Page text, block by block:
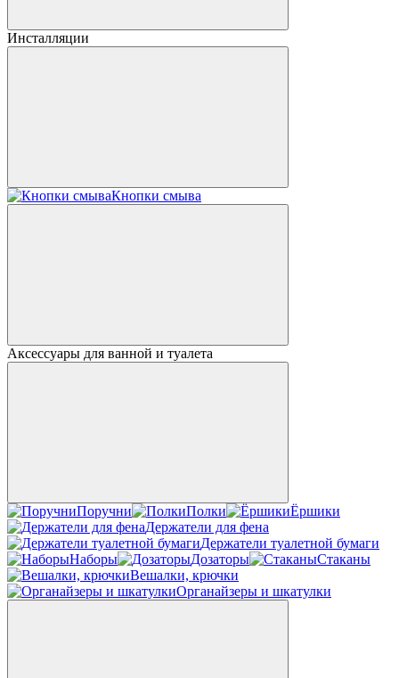
Инсталляции
Кнопки смыва
Аксессуары для ванной и туалета
Поручни Полки
Ёршики
Держатели для фена
Держатели туалетной бумаги
Наборы
Дозаторы
Стаканы
Вешалки, крючки
Органайзеры и шкатулки